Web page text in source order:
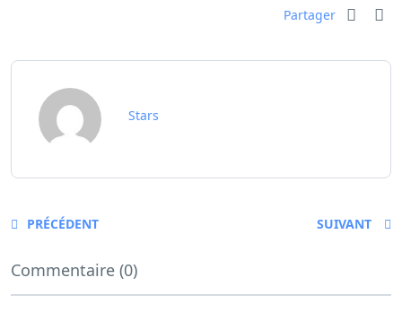
Partager
Stars
PRÉCÉDENT SUIVANT
Commentaire (0)